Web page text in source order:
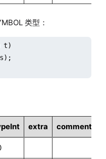
类型：
t)
extra comment